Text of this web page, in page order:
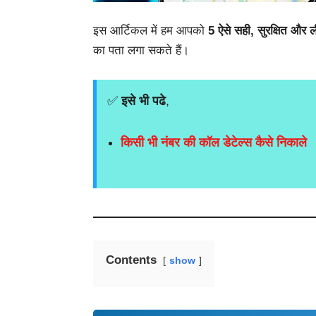
इस आर्टिकल में हम आपको 5 ऐसे सही, सुरक्षित और
का पता लगा सकते हैं।
✅इसे भी पढे,
किसी भी नंबर की कॉल डेटेल्स कैसे निकाले
Contents show